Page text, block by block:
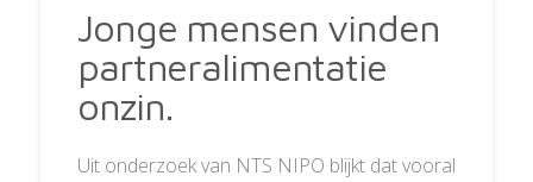
Jonge mensen vinden
partneralimentatie
onzin.
Uit onderzoek van NTS NIPO blijkt dat vooral